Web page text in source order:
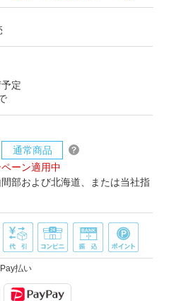
定
通常商品
ーン適用中
部および北海道、または当社指
払い